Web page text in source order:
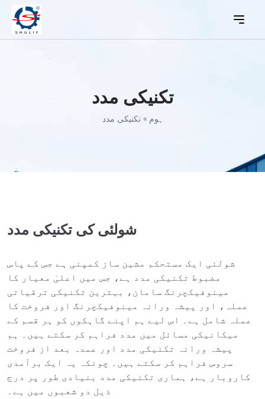
تکنیکی مدد
ہوم »تکنیکی مدد
شولئی کی تکنیکی مدد
شولئی ایک مستحکم مشین ساز کمپنی ہے جس کے پاس
مضبوط تکنیکی مدد ہے، جس میں اعلیٰ معیار کا
مینوفیکچرنگ سامان، بہترین تکنیکی ترقیاتی
عملہ، اور پیشہ ورانہ مینوفیکچرنگ اور فروخت کا
عملہ شامل ہے۔ اس لیے ہم اپنے گاہکوں کو ہر قسم کے
میکانیکی مسائل میں مدد فراہم کر سکتے ہیں۔ ہم
پیشہ ورانہ تکنیکی مدد اور عمدہ بعد از فروخت
سروس فراہم کر سکتے ہیں۔ چونکہ یہ ایک برآمدی
کاروبار ہے، ہماری تکنیکی مدد بنیادی طور پر درج
ذیل دو شعبوں میں ہے۔